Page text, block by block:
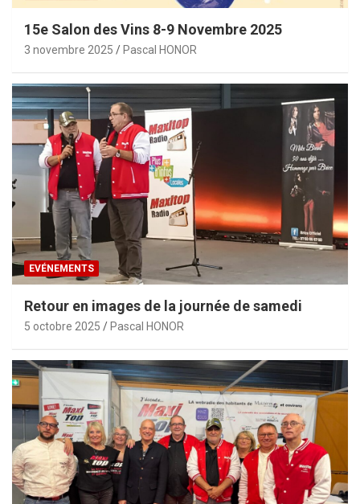
15e Salon des Vins 8-9 Novembre 2025
3 novembre 2025 Pascal HONOR
EVÉNEMENTS
Retour en images de la journée de samedi
5 octobre 2025 Pascal HONOR